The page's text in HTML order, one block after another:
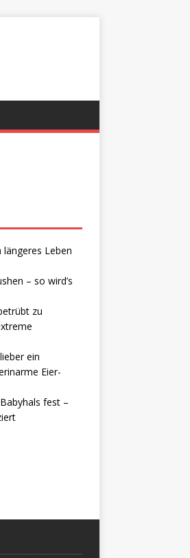
längeres Leben
– so wird’s
zu
ein
Eier-
fest –